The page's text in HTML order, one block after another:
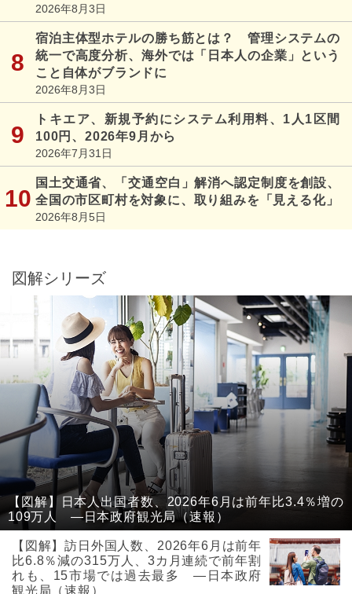
2026年8月3日
宿泊主体型ホテルの勝ち筋とは？ 管理システムの
統一で高度分析、海外では「日本人の企業」という
こと自体がブランドに
2026年8月3日
トキエア、新規予約にシステム利用料、1人1区間
100円、2026年9月から
2026年7月31日
国土交通省、「交通空白」解消へ認定制度を創設、
全国の市区町村を対象に、取り組みを「見える化」
2026年8月5日
図解シリーズ
【図解】日本人出国者数、2026年6月は前年比3.4％増の
109万人 ―日本政府観光局（速報）
【図解】訪日外国人数、2026年6月は前年
比6.8％減の315万人、3カ月連続で前年割
れも、15市場では過去最多 ―日本政府
観光局（速報）